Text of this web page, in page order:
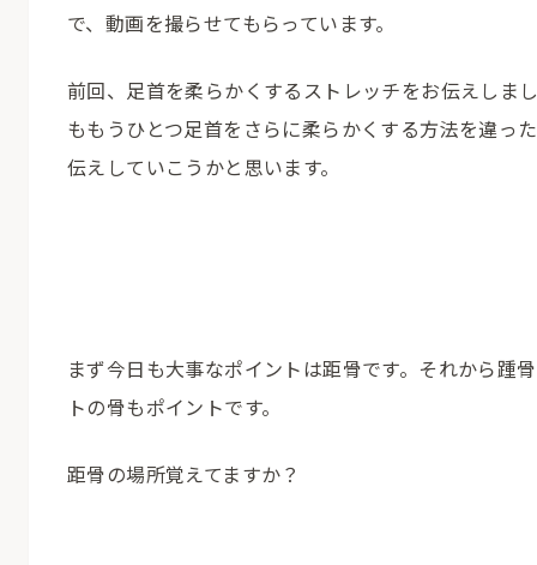
で、動画を撮らせてもらっています。
前回、足首を柔らかくするストレッチをお伝えしま
ももうひとつ足首をさらに柔らかくする方法を違っ
伝えしていこうかと思います。
まず今日も大事なポイントは距骨です。それから踵
トの骨もポイントです。
距骨の場所覚えてますか？